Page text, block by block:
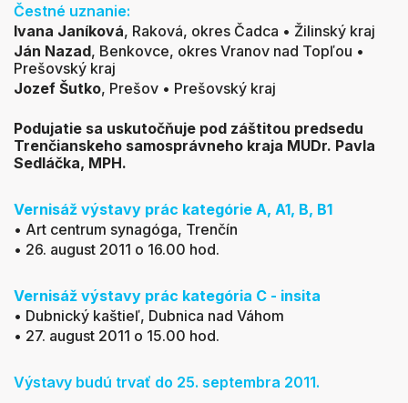
Čestné uznanie:
Ivana Janíková, Raková, okres Čadca • Žilinský kraj
Ján Nazad, Benkovce, okres Vranov nad Topľou •
Prešovský kraj
Jozef Šutko, Prešov • Prešovský kraj
Podujatie sa uskutočňuje pod záštitou predsedu
Trenčianskeho samosprávneho kraja MUDr. Pavla
Sedláčka, MPH.
Vernisáž výstavy prác kategórie A, A1, B, B1
• Art centrum synagóga, Trenčín
• 26. august 2011 o 16.00 hod.
Vernisáž výstavy prác kategória C - insita
• Dubnický kaštieľ, Dubnica nad Váhom
• 27. august 2011 o 15.00 hod.
Výstavy budú trvať do 25. septembra 2011.